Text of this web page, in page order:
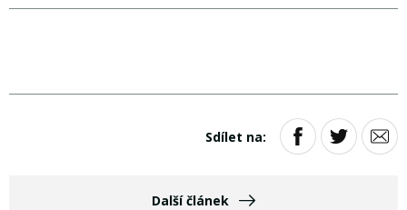
Sdílet na:
Další článek